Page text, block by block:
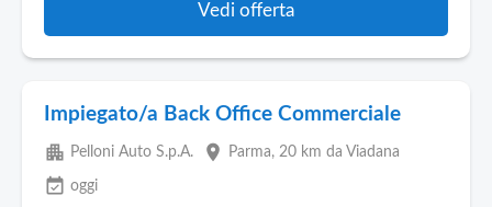
Vedi offerta
Impiegato/a Back Office Commerciale
apartment Pelloni Auto S.p.A. place Parma, 20 km da Viadana
event_available oggi